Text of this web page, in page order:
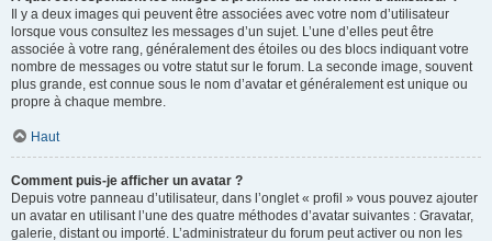
Il y a deux images qui peuvent être associées avec votre nom d’utilisateur
lorsque vous consultez les messages d’un sujet. L’une d’elles peut être
associée à votre rang, généralement des étoiles ou des blocs indiquant votre
nombre de messages ou votre statut sur le forum. La seconde image, souvent
plus grande, est connue sous le nom d’avatar et généralement est unique ou
propre à chaque membre.
Haut
Comment puis-je afficher un avatar ?
Depuis votre panneau d’utilisateur, dans l’onglet « profil » vous pouvez ajouter
un avatar en utilisant l’une des quatre méthodes d’avatar suivantes : Gravatar,
galerie, distant ou importé. L’administrateur du forum peut activer ou non les